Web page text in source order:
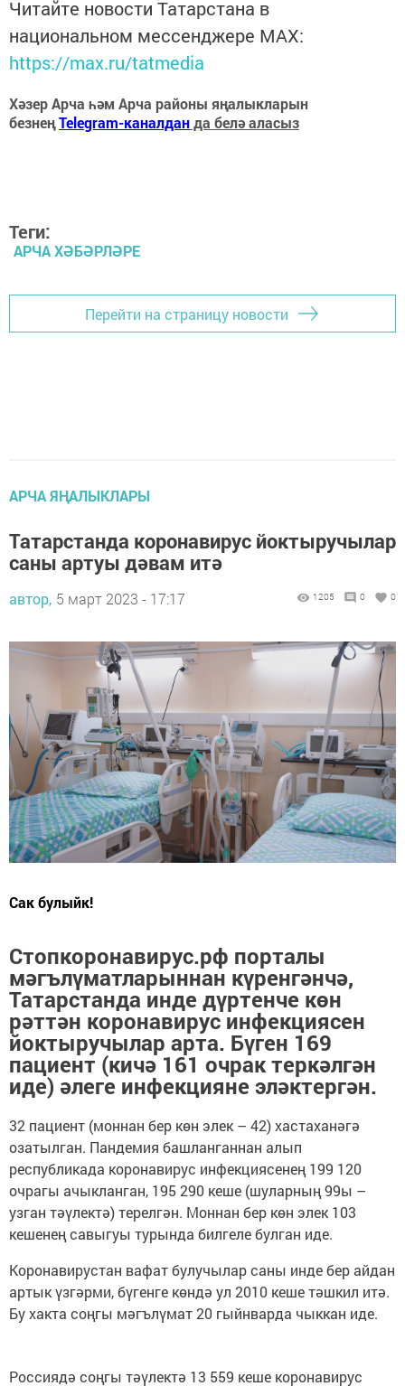
Читайте новости Татарстана в
национальном мессенджере MАХ:
https://max.ru/tatmedia
Хәзер Арча һәм Арча районы яңалыкларын
безнеңTelegram-каналданда белә аласыз
Теги:
АРЧА ХӘБӘРЛӘРЕ
Перейти на страницу новости
АРЧА ЯҢАЛЫКЛАРЫ
Татарстанда коронавирус йоктыручылар
саны артуы дәвам итә
автор, 5 март 2023 - 17:17 1205 0 0
Сак булыйк!
Стопкоронавирус.рф порталы
мәгълүматларыннан күренгәнчә,
Татарстанда инде дүртенче көн
рәттән коронавирус инфекциясен
йоктыручылар арта. Бүген 169
пациент (кичә 161 очрак теркәлгән
иде) әлеге инфекцияне эләктергән.
32 пациент (моннан бер көн элек – 42) хастаханәгә
озатылган. Пандемия башланганнан алып
республикада коронавирус инфекциясенең 199 120
очрагы ачыкланган, 195 290 кеше (шуларның 99ы –
узган тәүлектә) терелгән. Моннан бер көн элек 103
кешенең савыгуы турында билгеле булган иде.
Коронавирустан вафат булучылар саны инде бер айдан
артык үзгәрми, бүгенге көндә ул 2010 кеше тәшкил итә.
Бу хакта соңгы мәгълүмат 20 гыйнварда чыккан иде.
Россиядә соңгы тәүлектә 13 559 кеше коронавирус